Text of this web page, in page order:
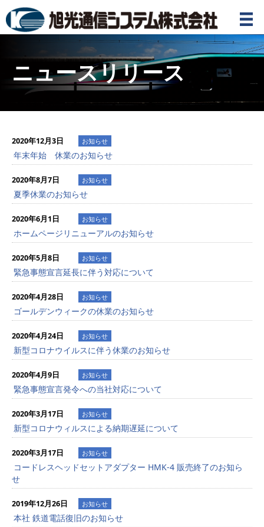
ニュースリリース
2020年12月3日 お知らせ
年末年始 休業のお知らせ
2020年8月7日 お知らせ
夏季休業のお知らせ
2020年6月1日 お知らせ
ホームページリニューアルのお知らせ
2020年5月8日 お知らせ
緊急事態宣言延長に伴う対応について
2020年4月28日 お知らせ
ゴールデンウィークの休業のお知らせ
2020年4月24日 お知らせ
新型コロナウイルスに伴う休業のお知らせ
2020年4月9日 お知らせ
緊急事態宣言発令への当社対応について
2020年3月17日 お知らせ
新型コロナウィルスによる納期遅延について
2020年3月17日 お知らせ
コードレスヘッドセットアダプター HMK-4 販売終了のお知ら
せ
2019年12月26日 お知らせ
本社 鉄道電話復旧のお知らせ